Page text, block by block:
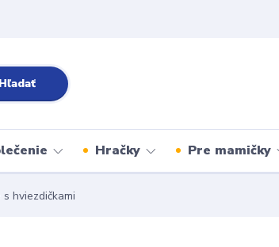
Hľadať
Hračky Pre mamičky
hviezdičkami